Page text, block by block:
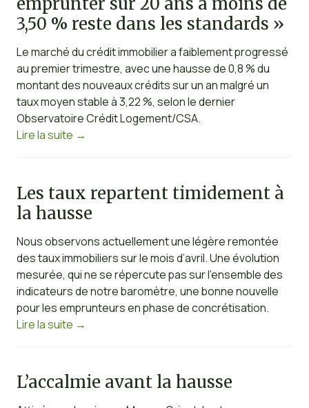
3,50 % reste dans les standards »
Le marché du crédit immobilier a faiblement progressé
au premier trimestre, avec une hausse de 0,8 % du
montant des nouveaux crédits sur un an malgré un
taux moyen stable à 3,22 %, selon le dernier
Observatoire Crédit Logement/CSA.
Lire la suite →
Les taux repartent timidement à
la hausse
Nous observons actuellement une légère remontée
des taux immobiliers sur le mois d’avril. Une évolution
mesurée, qui ne se répercute pas sur l’ensemble des
indicateurs de notre baromètre, une bonne nouvelle
pour les emprunteurs en phase de concrétisation.
Lire la suite →
L’accalmie avant la hausse